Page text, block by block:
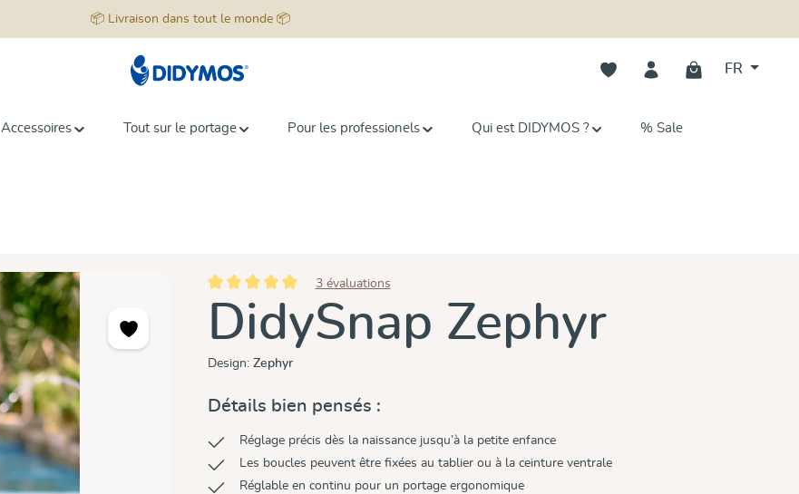
📦 Livraison dans tout le monde 📦
Vous avez 0 articles dans votre
FR
Accessoires Tout sur le portage Pour les professionels Qui est DIDYMOS ? % Sale
Note moyenne de 5 sur 5 étoiles
3 évaluations
DidySnap Zephyr
Design: Zephyr
Détails bien pensés :
Réglage précis dès la naissance jusqu’à la petite enfance
Les boucles peuvent être fixées au tablier ou à la ceinture ventrale
Réglable en continu pour un portage ergonomique